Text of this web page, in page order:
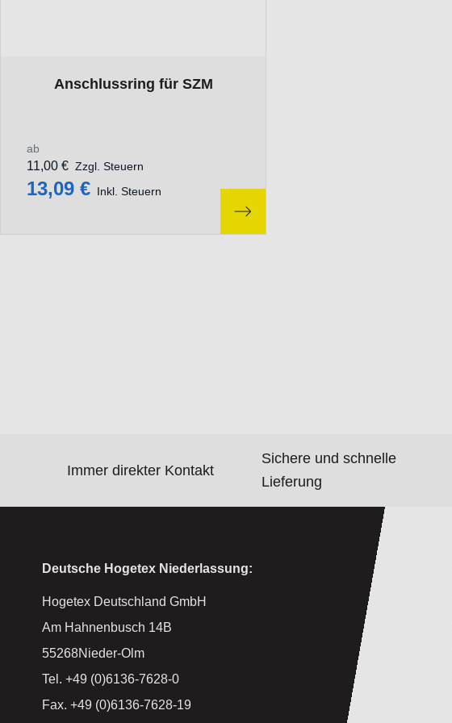
Anschlussring für SZM
ab
13,09 € Inkl. Steuern
11,00 € Zzgl. Steuern
Immer direkter Kontakt
Sichere und schnelle
Lieferung
Deutsche Hogetex Niederlassung:
Hogetex Deutschland GmbH
Am Hahnenbusch 14B
55268Nieder-Olm
Tel. +49 (0)6136-7628-0
Fax. +49 (0)6136-7628-19